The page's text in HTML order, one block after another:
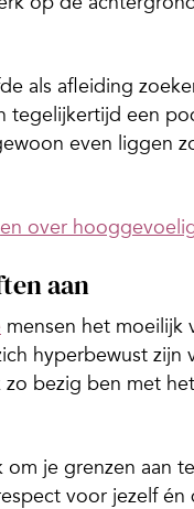
als afleiding
tegelijkertijd een
even liggen
over
aan
mensen het moeilijk
hyperbewust
bezig ben met
om je grenzen aan
voor jezelf